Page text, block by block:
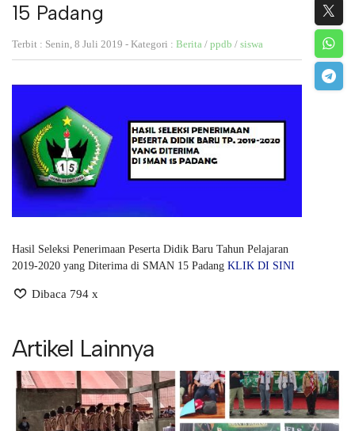
15 Padang
Terbit : Senin, 8 Juli 2019 - Kategori : Berita / ppdb / siswa
Hasil Seleksi Penerimaan Peserta Didik Baru Tahun Pelajaran
2019-2020 yang Diterima di SMAN 15 Padang KLIK DI SINI
Dibaca 794 x
Artikel Lainnya